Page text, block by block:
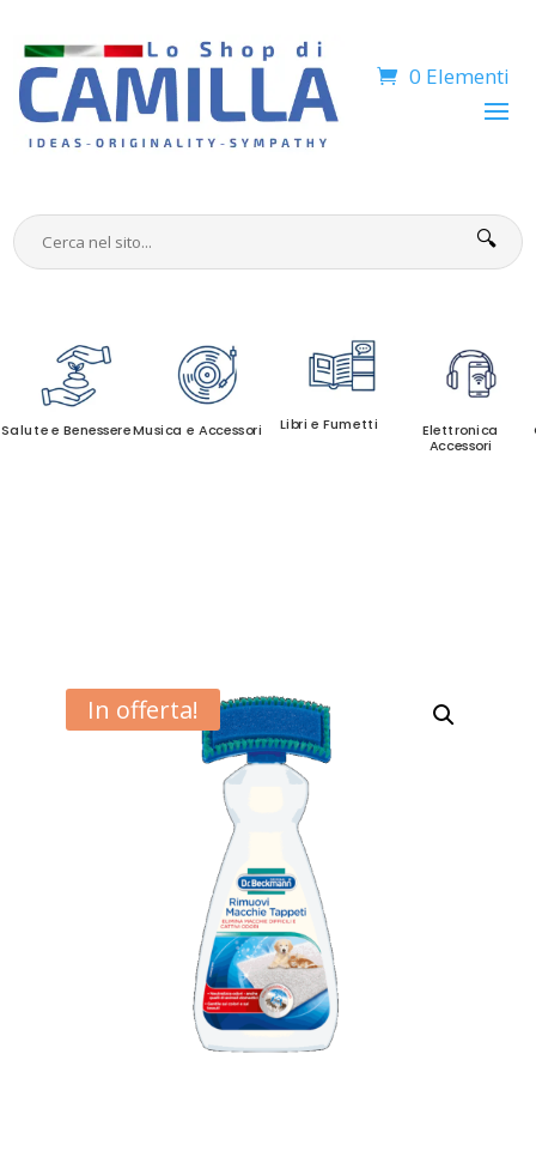
0 Elementi
🔍
Salute e BenessereMusica e Accessori Libri e Fumetti
Elettronica
Accessori
In offerta!